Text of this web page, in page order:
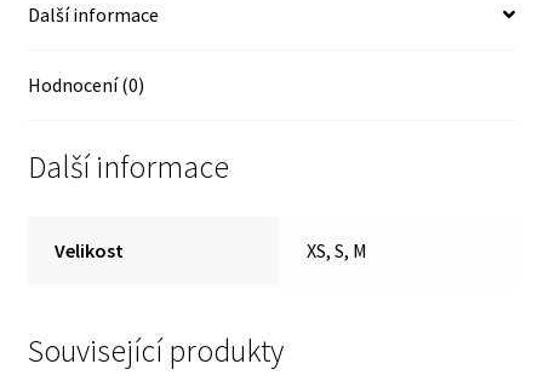
Další informace
Hodnocení (0)
Další informace
Velikost XS, S, M
Související produkty